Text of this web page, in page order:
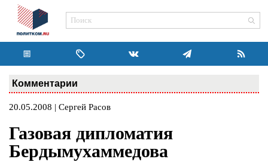
Комментарии
20.05.2008 | Сергей Расов
Газовая дипломатия
Бердымухаммедова